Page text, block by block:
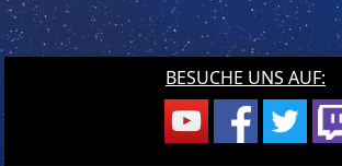
BESUCHE UNS AUF: